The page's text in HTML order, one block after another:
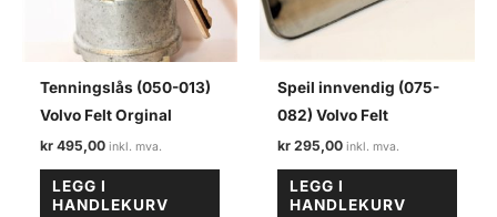
Tenningslås (050-013)
Volvo Felt Orginal
kr 495,00
LEGG I
HANDLEKURV
Speil innvendig (075-
082) Volvo Felt
kr 295,00
LEGG I
HANDLEKURV